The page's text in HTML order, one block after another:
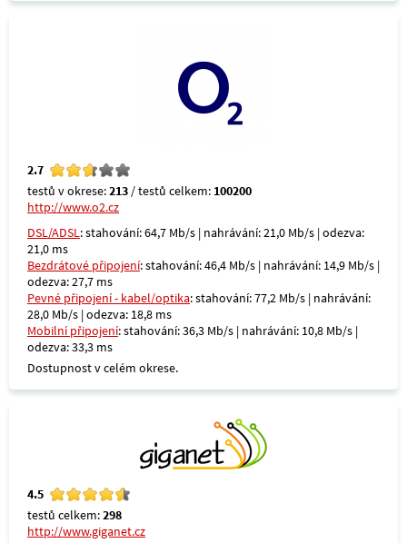
2.7
testů v okrese:213 / testů celkem: 100200
http://www.o2.cz
DSL/ADSL: stahování: 64,7 Mb/s | nahrávání: 21,0 Mb/s | odezva:
21,0 ms
Bezdrátové připojení: stahování: 46,4 Mb/s | nahrávání: 14,9 Mb/s |
odezva: 27,7 ms
Pevné připojení - kabel/optika: stahování: 77,2 Mb/s | nahrávání:
28,0 Mb/s | odezva: 18,8 ms
Mobilní připojení: stahování: 36,3 Mb/s | nahrávání: 10,8 Mb/s |
odezva: 33,3 ms
Dostupnost v celém okrese.
4.5
testů celkem:298
http://www.giganet.cz